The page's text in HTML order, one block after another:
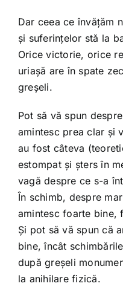
Dar ceea ce învățăm
și suferințelor stă la
Orice victorie, orice
uriașă are în spate
greșeli.
Pot să vă spun
amintesc prea clar și
au fost câteva
estompat și șters în
vagă despre ce s-a
În schimb, despre
amintesc foarte bine,
Și pot să vă spun că
bine, încât
după greșeli
la anihilare fizică.